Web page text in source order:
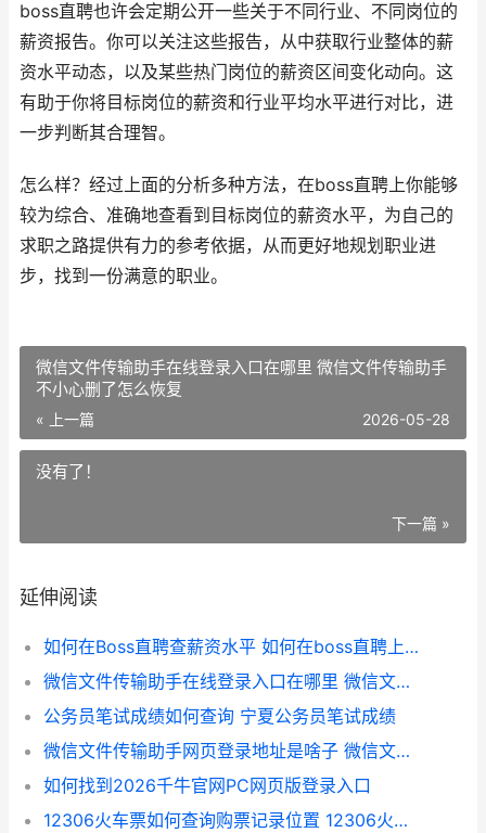
boss直聘也许会定期公开一些关于不同行业、不同岗位的
薪资报告。你可以关注这些报告，从中获取行业整体的薪
资水平动态，以及某些热门岗位的薪资区间变化动向。这
有助于你将目标岗位的薪资和行业平均水平进行对比，进
一步判断其合理智。
怎么样？经过上面的分析多种方法，在boss直聘上你能够
较为综合、准确地查看到目标岗位的薪资水平，为自己的
求职之路提供有力的参考依据，从而更好地规划职业进
步，找到一份满意的职业。
微信文件传输助手在线登录入口在哪里 微信文件传输助手
不小心删了怎么恢复
« 上一篇 2026-05-28
没有了！
下一篇 »
延伸阅读
如何在Boss直聘查薪资水平 如何在boss直聘上评价公司
微信文件传输助手在线登录入口在哪里 微信文件传输助手不小心删了怎么恢复
公务员笔试成绩如何查询 宁夏公务员笔试成绩
微信文件传输助手网页登录地址是啥子 微信文件传输助手在哪里
如何找到2026千牛官网PC网页版登录入口
12306火车票如何查询购票记录位置 12306火车票如何改签